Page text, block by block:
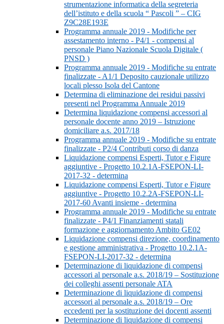
strumentazione informatica della segreteria
dell’istituto e della scuola “ Pascoli ” – CIG
Z9C28E193E
Programma annuale 2019 - Modifiche per
assestamento interno - P4/1 - compensi al
personale Piano Nazionale Scuola Digitale (
PNSD )
Programma annuale 2019 - Modifiche su entrate
finalizzate - A1/1 Deposito cauzionale utilizzo
locali plesso Isola del Cantone
Determina di eliminazione dei residui passivi
presenti nel Programma Annuale 2019
Determina liquidazione compensi accessori al
personale docente anno 2019 – Istruzione
domiciliare a.s. 2017/18
Programma annuale 2019 - Modifiche su entrate
finalizzate - P2/4 Contributi corso di danza
Liquidazione compensi Esperti, Tutor e Figure
aggiuntive - Progetto 10.2.1A-FSEPON-LI-
2017-32 - determina
Liquidazione compensi Esperti, Tutor e Figure
aggiuntive - Progetto 10.2.2A-FSEPON-LI-
2017-60 Avanti insieme - determina
Programma annuale 2019 - Modifiche su entrate
finalizzate - P4/1 Finanziamenti statali
formazione e aggiornamento Ambito GE02
Liquidazione compensi direzione, coordinamento
e gestione amministrativa - Progetto 10.2.1A-
FSEPON-LI-2017-32 - determina
Determinazione di liquidazione di compensi
accessori al personale a.s. 2018/19 – Sostituzione
dei colleghi assenti personale ATA
Determinazione di liquidazione di compensi
accessori al personale a.s. 2018/19 – Ore
eccedenti per la sostituzione dei docenti assenti
Determinazione di liquidazione di compensi